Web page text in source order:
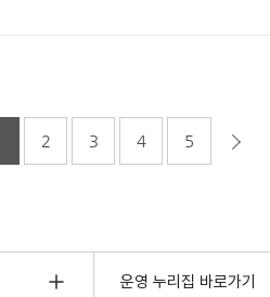
2 3 4 5
운영 누리집 바로가기